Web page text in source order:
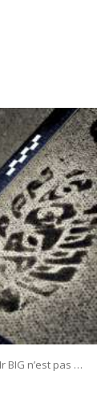
BIG n’est pas …